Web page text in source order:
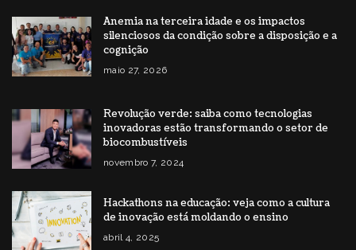
Anemia na terceira idade e os impactos
silenciosos da condição sobre a disposição e a
cognição
maio 27, 2026
Revolução verde: saiba como tecnologias
inovadoras estão transformando o setor de
biocombustíveis
novembro 7, 2024
Hackathons na educação: veja como a cultura
de inovação está moldando o ensino
abril 4, 2025